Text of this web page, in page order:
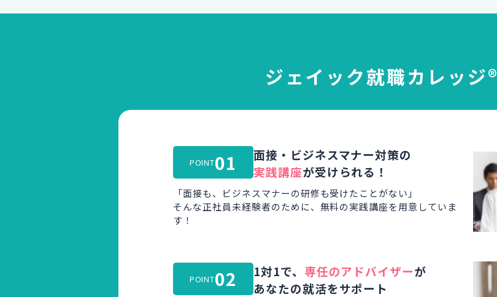
ジェイック就職カレッジ®
POINT01
面接・ビジネスマナー対策の
実践講座が受けられる！
「面接も、ビジネスマナーの研修も受けたことがない」
そんな正社員未経験者のために、無料の実践講座を用意していま
す！
POINT02 1対1で、 専任のアドバイザーが
あなたの就活をサポート